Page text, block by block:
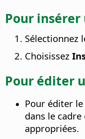
Pour insérer
Sélectionnez
Choisissez
Pour éditer
Pour éditer
dans le
appropriées.